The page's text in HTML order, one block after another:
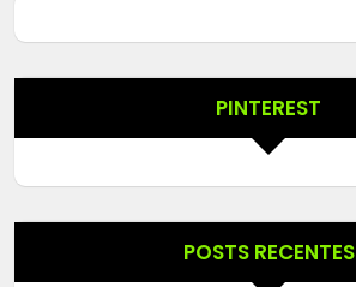
PINTEREST
POSTS RECENTES